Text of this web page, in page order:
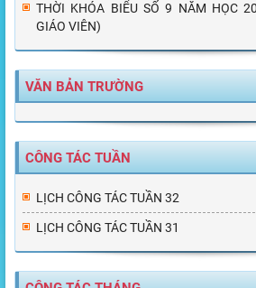
THỜI KHÓA BIỂU SỐ 9 NĂM HỌC
GIÁO VIÊN)
VĂN BẢN TRƯỜNG
CÔNG TÁC TUẦN
LỊCH CÔNG TÁC TUẦN 32
LỊCH CÔNG TÁC TUẦN 31